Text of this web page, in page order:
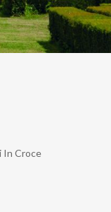
In Croce